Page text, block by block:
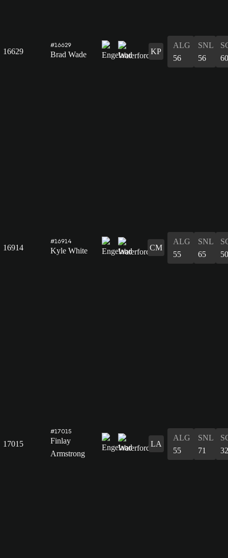
16629
#16629
Brad Wade KP
ALG
56
SNL
56
60
16914
#16914
Kyle White CM
ALG
55
SNL
65
50
17015
#17015
Finlay
Armstrong
LA
ALG
55
SNL
71
32